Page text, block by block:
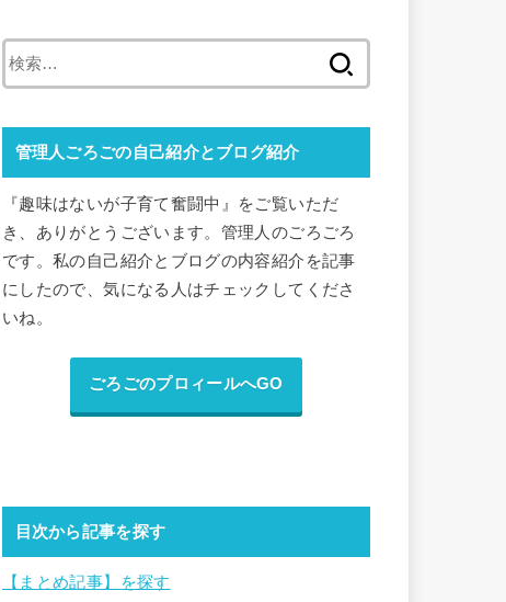
索
管理人ごろごの自己紹介とブログ紹介
『趣味はないが子育て奮闘中』をご覧いただ
き、ありがとうございます。管理人のごろごろ
です。私の自己紹介とブログの内容紹介を記事
にしたので、気になる人はチェックしてくださ
いね。
ごろごのプロィールへGO
目次から記事を探す
【まとめ記事】を探す